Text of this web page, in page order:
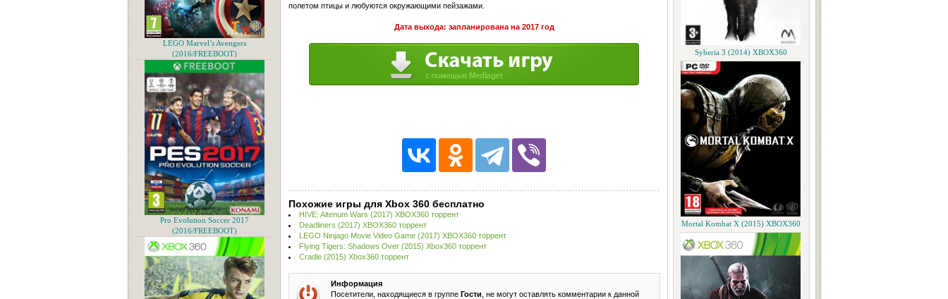
Syberia 3 (2014) XBOX360
Mortal Kombat X (2015) XBOX360
полетом птицы и любуются окружающими пейзажами.
Дата выхода: запланирована на 2017 год
Похожие игры для Xbox 360 бесплатно
HIVE: Altenum Wars (2017) XBOX360 торрент
Deadliners (2017) XBOX360 торрент
LEGO Ninjago Movie Video Game (2017) XBOX360 торрент
Flying Tigers: Shadows Over (2015) Xbox360 торрент
Cradle (2015) Xbox360 торрент
Информация
Посетители, находящиеся в группе Гости , не могут оставлять комментарии к данной
LEGO Marvel’s Avengers
(2016/FREEBOOT)
Pro Evolution Soccer 2017
(2016/FREEBOOT)